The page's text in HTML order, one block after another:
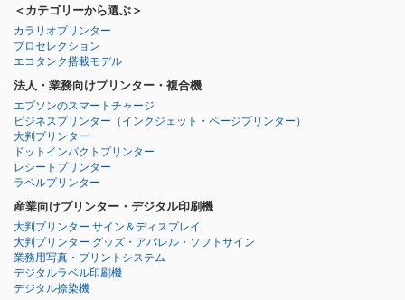
＜カテゴリーから選ぶ＞
カラリオプリンター
プロセレクション
エコタンク搭載モデル
法人・業務向けプリンター・複合機
エプソンのスマートチャージ
ビジネスプリンター （インクジェット・ページプリンター）
大判プリンター
ドットインパクトプリンター
レシートプリンター
ラベルプリンター
産業向けプリンター・デジタル印刷機
大判プリンター サイン＆ディスプレイ
大判プリンター グッズ・アパレル・ソフトサイン
業務用写真・プリントシステム
デジタルラベル印刷機
デジタル捺染機